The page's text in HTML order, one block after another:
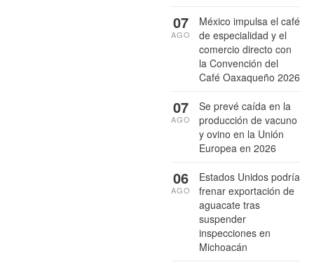
México impulsa el café
de especialidad y el
comercio directo con
la Convención del
Café Oaxaqueño 2026
07
AGO
Se prevé caída en la
producción de vacuno
y ovino en la Unión
Europea en 2026
07
AGO
Estados Unidos podría
frenar exportación de
aguacate tras
suspender
inspecciones en
Michoacán
06
AGO